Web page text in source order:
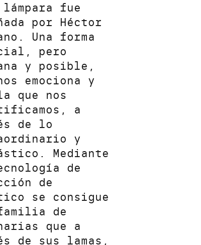
fue
por Héctor
Una forma
pero
y posible,
emociona y
que nos
a
de lo
y
Mediante
de
de
se consigue
de
que a
de sus lamas,